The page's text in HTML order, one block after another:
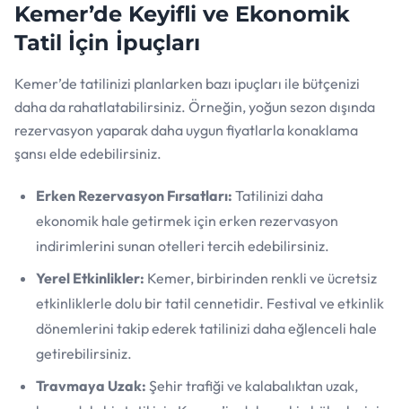
Kemer’de Keyifli ve Ekonomik
Tatil İçin İpuçları
Kemer’de tatilinizi planlarken bazı ipuçları ile bütçenizi
daha da rahatlatabilirsiniz. Örneğin, yoğun sezon dışında
rezervasyon yaparak daha uygun fiyatlarla konaklama
şansı elde edebilirsiniz.
Erken Rezervasyon Fırsatları: Tatilinizi daha
ekonomik hale getirmek için erken rezervasyon
indirimlerini sunan otelleri tercih edebilirsiniz.
Yerel Etkinlikler: Kemer, birbirinden renkli ve ücretsiz
etkinliklerle dolu bir tatil cennetidir. Festival ve etkinlik
dönemlerini takip ederek tatilinizi daha eğlenceli hale
getirebilirsiniz.
Travmaya Uzak: Şehir trafiği ve kalabalıktan uzak,